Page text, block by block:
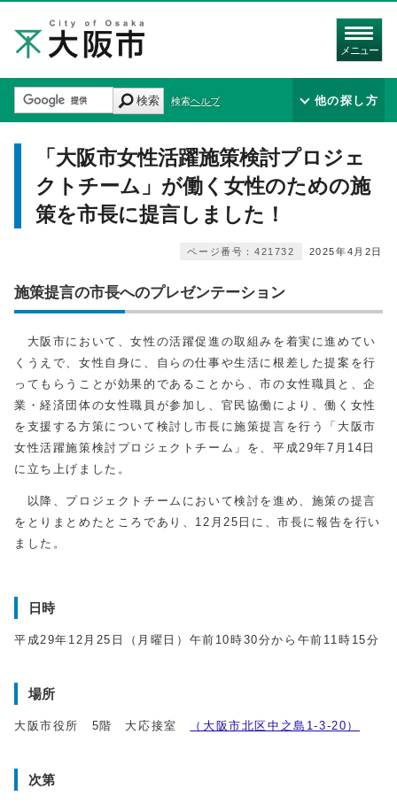
メニュー
検索 検索ヘルプ 他の探し方
「大阪市女性活躍施策検討プロジェ
クトチーム」が働く女性のための施
策を市長に提言しました！
2025年4月2日
ページ番号：421732
施策提言の市長へのプレゼンテーション
大阪市において、女性の活躍促進の取組みを着実に進めてい
くうえで、女性自身に、自らの仕事や生活に根差した提案を行
ってもらうことが効果的であることから、市の女性職員と、企
業・経済団体の女性職員が参加し、官民協働により、働く女性
を支援する方策について検討し市長に施策提言を行う「大阪市
女性活躍施策検討プロジェクトチーム」を、平成29年7月14日
に立ち上げました。
以降、プロジェクトチームにおいて検討を進め、施策の提言
をとりまとめたところであり、12月25日に、市長に報告を行い
ました。
日時
平成29年12月25日（月曜日）午前10時30分から午前11時15分
場所
大阪市役所 5階 大応接室 （大阪市北区中之島1-3-20）
次第